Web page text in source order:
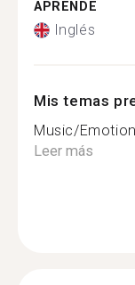
APRENDE
Inglés
Mis temas
Music/
Leer más